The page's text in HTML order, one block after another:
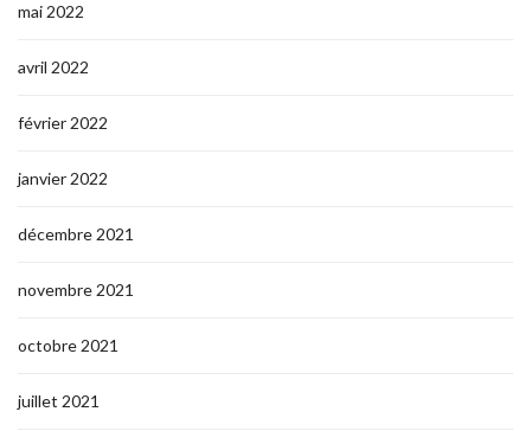
mai 2022
avril 2022
février 2022
janvier 2022
décembre 2021
novembre 2021
octobre 2021
juillet 2021